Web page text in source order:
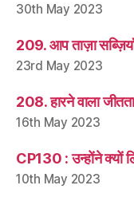
30th May 2023
209. आप ताज़ा
23rd May 2023
208. हारने वाला
16th May 2023
CP130 : उन्होंने क्यों
10th May 2023